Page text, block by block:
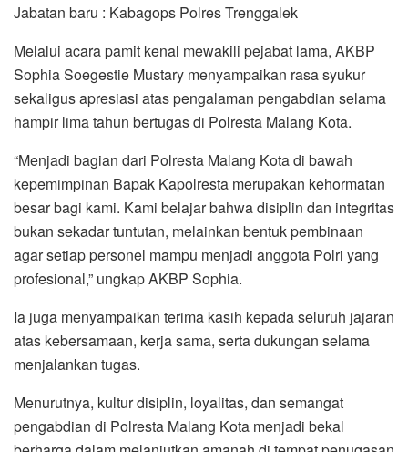
Jabatan baru : Kabagops Polres Trenggalek
Melalui acara pamit kenal mewakili pejabat lama, AKBP
Sophia Soegestie Mustary menyampaikan rasa syukur
sekaligus apresiasi atas pengalaman pengabdian selama
hampir lima tahun bertugas di Polresta Malang Kota.
“Menjadi bagian dari Polresta Malang Kota di bawah
kepemimpinan Bapak Kapolresta merupakan kehormatan
besar bagi kami. Kami belajar bahwa disiplin dan integritas
bukan sekadar tuntutan, melainkan bentuk pembinaan
agar setiap personel mampu menjadi anggota Polri yang
profesional,” ungkap AKBP Sophia.
Ia juga menyampaikan terima kasih kepada seluruh jajaran
atas kebersamaan, kerja sama, serta dukungan selama
menjalankan tugas.
Menurutnya, kultur disiplin, loyalitas, dan semangat
pengabdian di Polresta Malang Kota menjadi bekal